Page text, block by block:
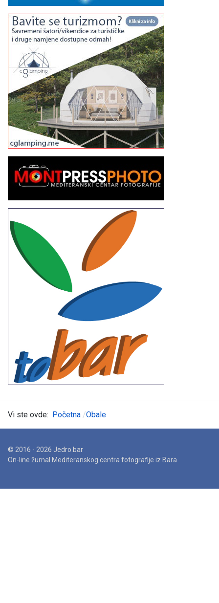
Vi ste ovde: Početna Obale
© 2016 - 2026 Jedro.bar
On-line žurnal Mediteranskog centra fotografije iz Bara